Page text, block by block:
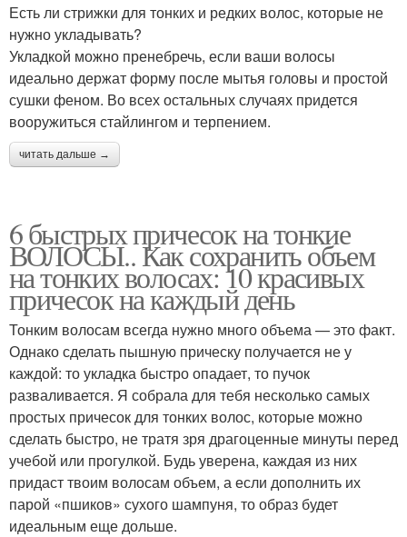
Есть ли стрижки для тонких и редких волос, которые не
нужно укладывать?
Укладкой можно пренебречь, если ваши волосы
идеально держат форму после мытья головы и простой
сушки феном. Во всех остальных случаях придется
вооружиться стайлингом и терпением.
читать дальше →
6 быстрых причесок на тонкие
ВОЛОСЫ.. Как сохранить объем
на тонких волосах: 10 красивых
причесок на каждый день
Тонким волосам всегда нужно много объема — это факт.
Однако сделать пышную прическу получается не у
каждой: то укладка быстро опадает, то пучок
разваливается. Я собрала для тебя несколько самых
простых причесок для тонких волос, которые можно
сделать быстро, не тратя зря драгоценные минуты перед
учебой или прогулкой. Будь уверена, каждая из них
придаст твоим волосам объем, а если дополнить их
парой «пшиков» сухого шампуня, то образ будет
идеальным еще дольше.